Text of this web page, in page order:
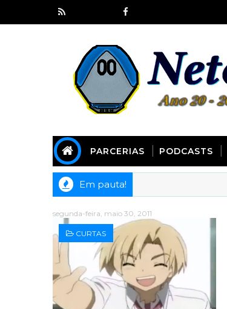
PARCERIAS PODCASTS
Em pauta!
segunda-feira, maio 30, 2011
CURTAS